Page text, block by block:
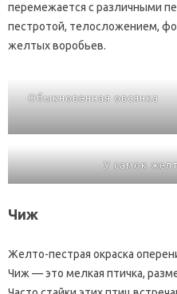
перемежается с различными
пестротой, телосложением,
желтых воробьев.
Обыкновенная овсянка
У самок
Чиж
Желто-пестрая окраска
Чиж — это мелкая птичка,